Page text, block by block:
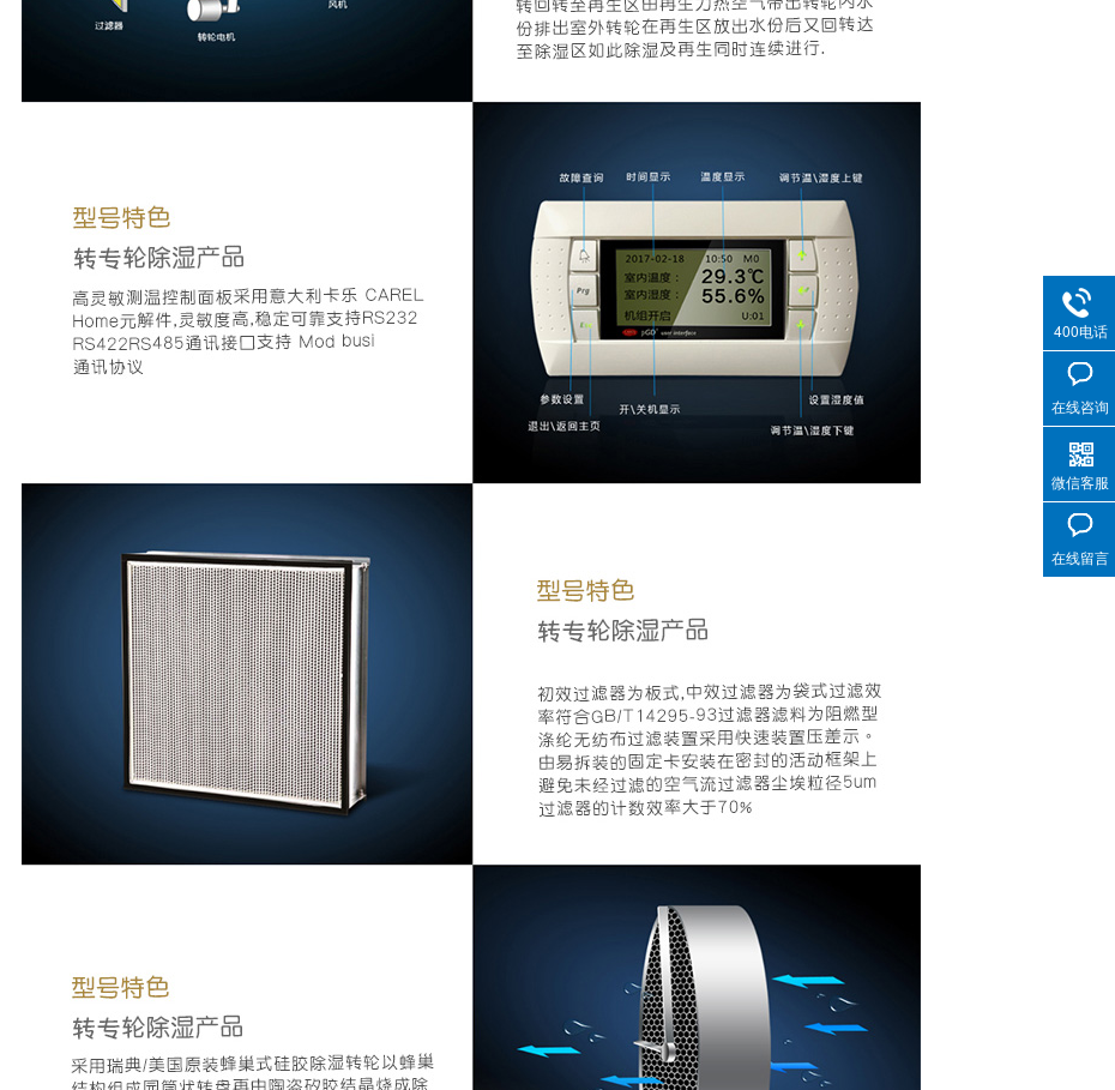
400电话
在线咨询
微信客服
在线留言